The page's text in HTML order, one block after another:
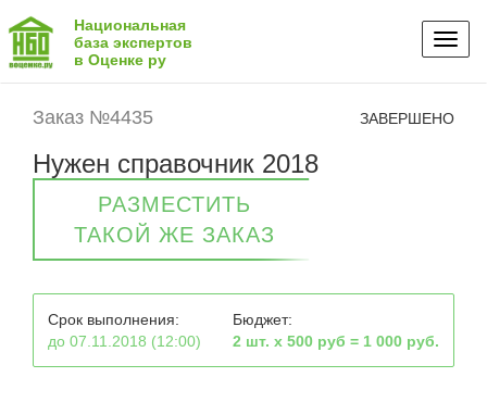
Национальная
база экспертов
в Оценке ру
Заказ №4435 ЗАВЕРШЕНО
Нужен справочник 2018
РАЗМЕСТИТЬ
ТАКОЙ ЖЕ ЗАКАЗ
Срок выполнения:
до 07.11.2018 (12:00)
Бюджет:
2 шт. х 500 руб = 1 000 руб.